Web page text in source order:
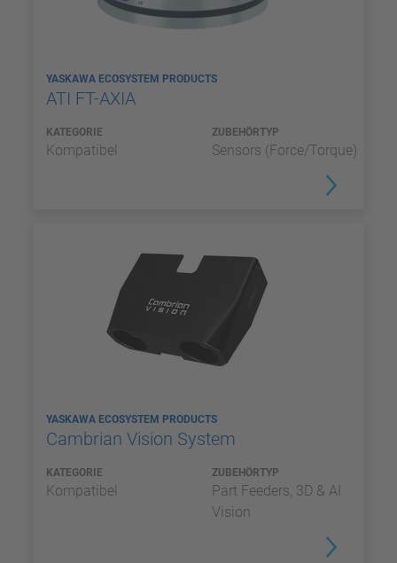
YASKAWA ECOSYSTEM PRODUCTS
ATI FT-AXIA
KATEGORIE
Kompatibel
ZUBEHÖRTYP
Sensors (Force/Torque)
YASKAWA ECOSYSTEM PRODUCTS
Cambrian Vision System
KATEGORIE
Kompatibel
ZUBEHÖRTYP
Part Feeders, 3D & AI
Vision